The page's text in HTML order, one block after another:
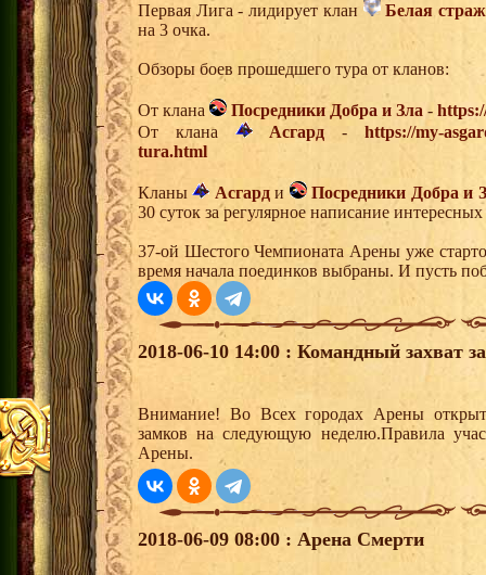
Первая Лига - лидирует клан
Белая
на 3 очка.
Обзоры боев прошедшего тура от кланов:
От клана Посредники Добра и Зла -
От клана
Асгард -https://my-
tura.html
Кланы Асгарди
Посредники Добра и
30 суток за регулярное написание
37-ой Шестого Чемпионата Арены уже
время начала поединков выбраны. И пусть
2018-06-10 14:00 : Командный захват
Внимание! Во Всех городах Арены
замков на следующую неделю.Правила
Арены.
2018-06-09 08:00 : Арена Смерти